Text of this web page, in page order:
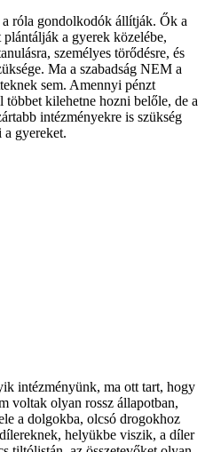
róla gondolkodók állítják. Ők a
a gyerek közelébe,
személyes törődésre, és
Ma a szabadság NEM a
sem. Amennyi pénzt
kilehetne hozni belőle, de a
intézményekre is szükség
gyereket.
intézményünk, ma ott tart, hogy
voltak olyan rossz állapotban,
a dolgokba, olcsó drogokhoz
helyükbe viszik, a díler